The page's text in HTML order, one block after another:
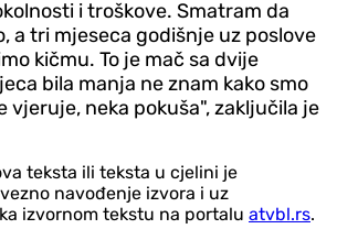
i troškove. Smatram da
a tri mjeseca godišnje uz poslove
kičmu. To je mač sa dvije
bila manja ne znam kako smo
vjeruje, neka pokuša", zaključila je
teksta ili teksta u cjelini je
navođenje izvora i uz
izvornom tekstu na portalu atvbl.rs.